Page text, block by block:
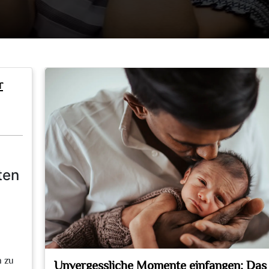
zu Unvergessliche Momente einfangen: Das